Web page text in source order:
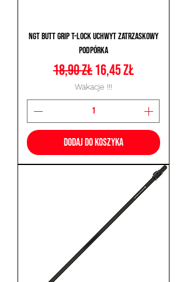
NGT Butt Grip T-Lock Uchwyt Zatrzaskowy
Podpórka
Regularna cena
18,90 złCena rabatowa
16,45 zł
Wakacje !!!
Dodaj do koszyka